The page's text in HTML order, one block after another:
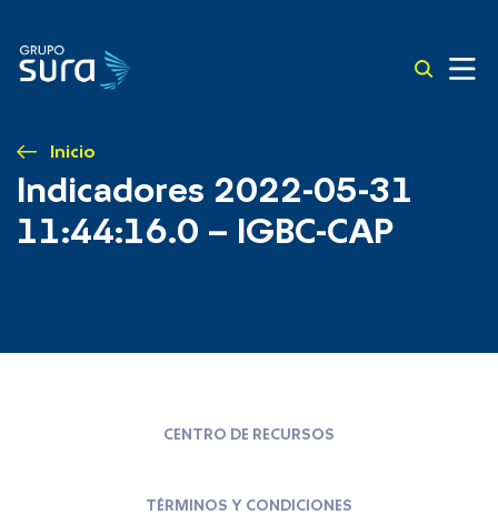
Inicio
Indicadores 2022-05-31
11:44:16.0 – IGBC-CAP
CENTRO DE RECURSOS
TÉRMINOS Y CONDICIONES